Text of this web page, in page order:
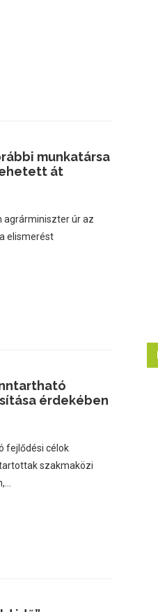
munkatársa
át
agrárminiszter úr az
elismerést
érdekében
fejlődési célok
szakmaközi